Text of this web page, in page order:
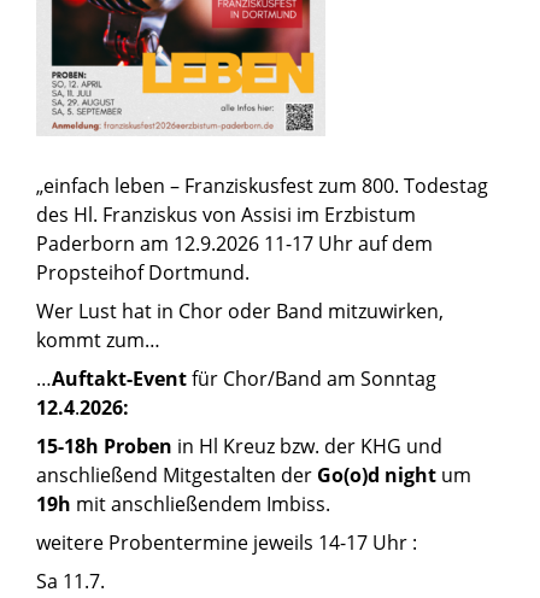
„einfach leben – Franziskusfest zum 800. Todestag
des Hl. Franziskus von Assisi im Erzbistum
Paderborn am 12.9.2026 11-17 Uhrauf dem
Propsteihof Dortmund.
Wer Lust hat in Chor oder Band mitzuwirken,
kommt zum…
…Auftakt-Eventfür Chor/Band am Sonntag
12.4.2026:
15-18h Proben in Hl Kreuz bzw. der KHG und
anschließend Mitgestalten der Go(o)d night um
19h mit anschließendem Imbiss.
weitere Probentermine jeweils 14-17 Uhr :
Sa 11.7.